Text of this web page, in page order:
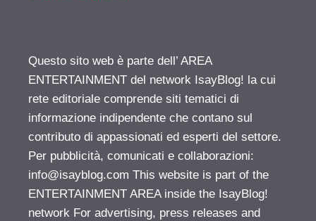
Questo sito web è parte dell’ AREA
ENTERTAINMENT del network IsayBlog! la cui
rete editoriale comprende siti tematici di
informazione indipendente che contano sul
contributo di appassionati ed esperti del settore.
Per pubblicità, comunicati e collaborazioni:
info@isayblog.com This website is part of the
ENTERTAINMENT AREA inside the IsayBlog!
network For advertising, press releases and